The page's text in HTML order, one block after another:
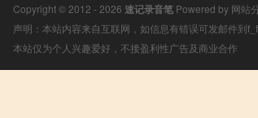
Copyright © 2012 - 2026 速记录音笔 Powered by 网站
声明：本站内容来自互联网，如信息有错误可发邮件到
本站仅为个人兴趣爱好，不接盈利性广告及商业合作